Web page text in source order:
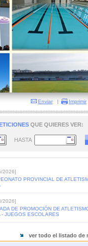
Enviar | Imprimir
QUE QUIERES VER:
HASTA
2026]
PROVINCIAL DE
2026]
DE PROMOCIÓN DE
- JUEGOS ESCOLARES
ver todo el listado de